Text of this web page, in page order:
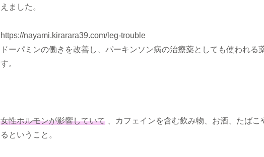
えました。
https://nayami.kirarara39.com/leg-trouble
ドーパミンの働きを改善し、パーキンソン病の治療薬としても使われる
す。
女性ホルモンが影響していて、カフェインを含む飲み物、お酒、たばこ
るということ。